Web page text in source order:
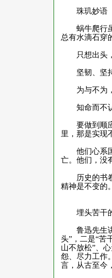
珠玑妙语
蜗牛爬行虽
总有水滴石穿
只想出头，
坚韧、坚持
为与不为，
知命而不认
要做到顺应
里，那是实现
他们心系国
亡。他们，没
历史的书卷
精神是不变的。
埋头苦干
鲁迅先生讲
头”，二是“苦
山不放松”、
怨、尽力工作
言，从古至今